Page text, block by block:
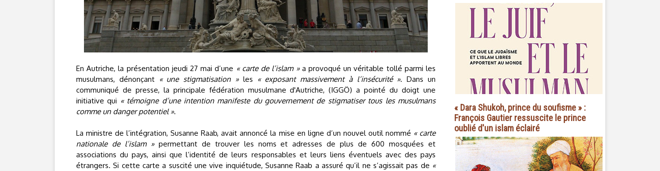
En Autriche, la présentation jeudi 27 mai d’une « carte de l’islam »a provoqué un véritable tollé parmi les
musulmans, dénonçant « une stigmatisation »les « exposant massivement à l’insécurité ». Dans un
communiqué de presse, la principale fédération musulmane d'Autriche, (IGGÖ) a pointé du doigt une
initiative qui « témoigne d’une intention manifeste du gouvernement de stigmatiser tous les musulmans
comme un danger potentiel ».
La ministre de l’intégration, Susanne Raab, avait annoncé la mise en ligne d’un nouvel outil nommé « carte
nationale de l’islam »permettant de trouver les noms et adresses de plus de 600 mosquées et
associations du pays, ainsi que l’identité de leurs responsables et leurs liens éventuels avec des pays
étrangers. Si cette carte a suscité une vive inquiétude, Susanne Raab a assuré qu’il ne s’agissait pas de «
« Dara Shukoh, prince du soufisme » :
François Gautier ressuscite le prince
oublié d'un islam éclairé